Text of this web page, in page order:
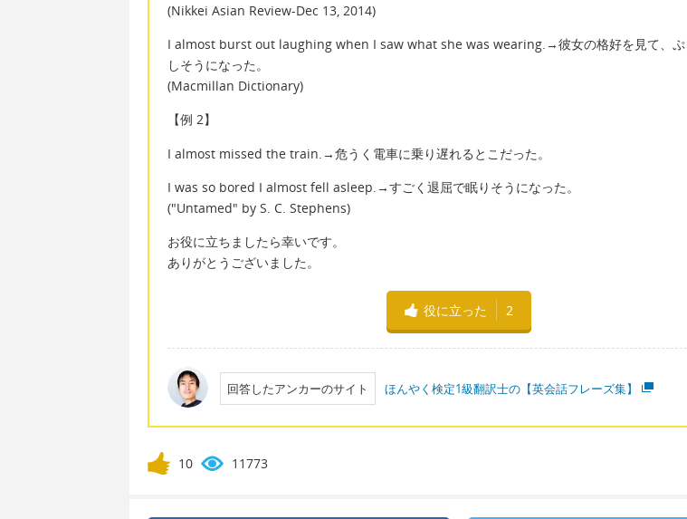
(Nikkei Asian Review-Dec 13, 2014)
I almost burst out laughing when I saw what she was wearing.→彼女の格好を見て、ぷ
しそうになった。
(Macmillan Dictionary)
【例 2】
I almost missed the train.→危うく電車に乗り遅れるとこだった。
I was so bored I almost fell asleep.→すごく退屈で眠りそうになった。
("Untamed" by S. C. Stephens)
お役に立ちましたら幸いです。
ありがとうございました。
役に立った 2
回答したアンカーのサイト ほんやく検定1級翻訳士の【英会話フレーズ集】
10 11773